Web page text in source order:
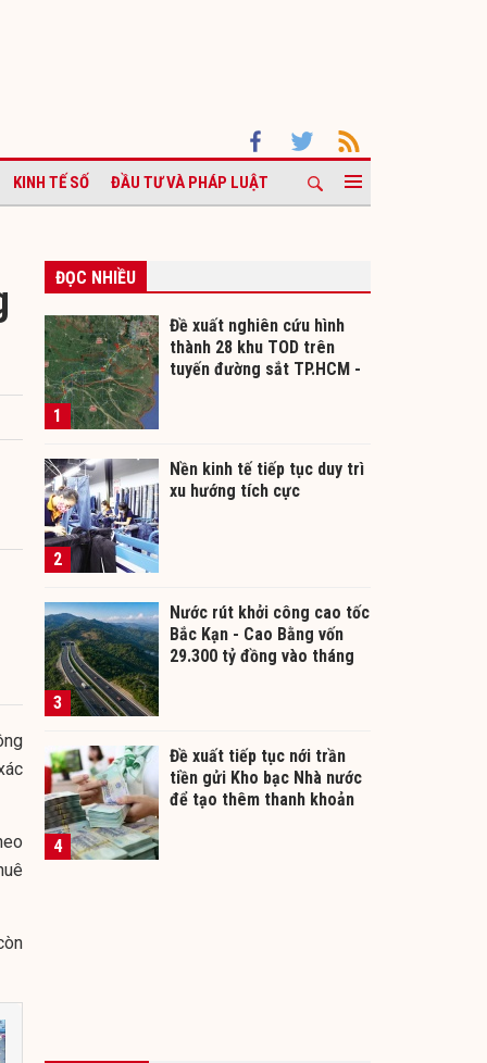
KINH TẾ SỐ ĐẦU TƯ VÀ PHÁP LUẬT
ĐỌC NHIỀU
1
Đề xuất nghiên cứu hình
thành 28 khu TOD trên
tuyến đường sắt TP.HCM -
2
Nền kinh tế tiếp tục duy trì
xu hướng tích cực
3
Nước rút khởi công cao tốc
Bắc Kạn - Cao Bằng vốn
29.300 tỷ đồng vào tháng
4
Đề xuất tiếp tục nới trần
tiền gửi Kho bạc Nhà nước
để tạo thêm thanh khoản